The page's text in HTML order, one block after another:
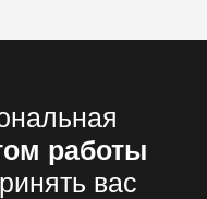
работы
вас